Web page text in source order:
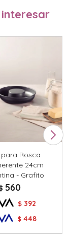
Rosca
24cm
- Grafito
560
$ 392
$ 448